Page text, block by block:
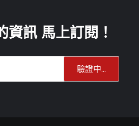
資訊 馬上訂閱！